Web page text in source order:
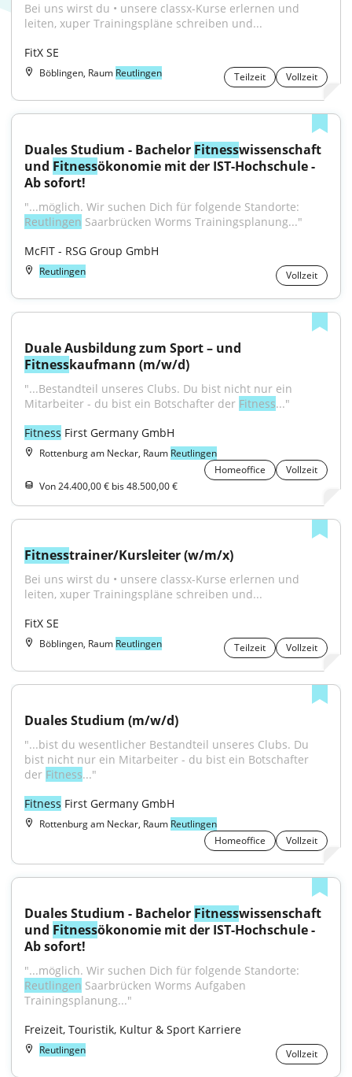
Bei uns wirst du • unsere classx-Kurse erlernen und
leiten, xuper Trainingspläne schreiben und...
FitX SE
Böblingen, Raum Reutlingen Teilzeit Vollzeit
Duales Studium - Bachelor Fitnesswissenschaft
und Fitnessökonomie mit der IST-Hochschule -
Ab sofort!
Reutlingen Saarbrücken Worms Trainingsplanung..."
McFIT - RSG Group GmbH
Reutlingen Vollzeit
Fitnesskaufmann (m/w/d)
"...Bestandteil unseres Clubs. Du bist nicht nur ein
Mitarbeiter - du bist ein Botschafter der Fitness..."
Fitness First Germany GmbH
Rottenburg am Neckar, Raum Reutlingen
Homeoffice
Vollzeit
Von 24.400,00 € bis 48.500,00 €
Fitnesstrainer/Kursleiter (w/m/x)
Bei uns wirst du • unsere classx-Kurse erlernen und
leiten, xuper Trainingspläne schreiben und...
FitX SE
Böblingen, Raum Reutlingen Teilzeit Vollzeit
Duales Studium (m/w/d)
"...bist du wesentlicher Bestandteil unseres Clubs. Du
bist nicht nur ein Mitarbeiter - du bist ein Botschafter
der Fitness..."
Fitness First Germany GmbH
Rottenburg am Neckar, Raum Reutlingen
Homeoffice
Vollzeit
Duales Studium - Bachelor Fitnesswissenschaft
und Fitnessökonomie mit der IST-Hochschule -
Ab sofort!
Reutlingen Saarbrücken Worms Aufgaben
Trainingsplanung..."
Freizeit, Touristik, Kultur & Sport Karriere
Reutlingen Vollzeit